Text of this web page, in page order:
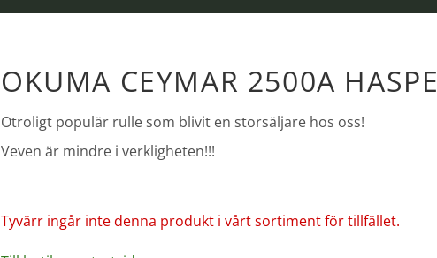
OKUMA CEYMAR 2500A
Otroligt populär rulle som blivit en storsäljare hos oss!
Veven är mindre i verkligheten!!!
Tyvärr ingår inte denna produkt i vårt sortiment för tillfället.